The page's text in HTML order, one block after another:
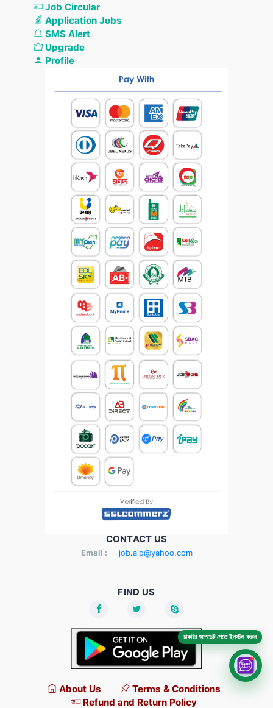
Job Circular
Application Jobs
SMS Alert
Upgrade
Profile
CONTACT US
Email : job.aid@yahoo.com
FIND US
About Us
Terms & Conditions
Refund and Return Policy
চাকরির আপডেট পেতে ইনস্টল করুন